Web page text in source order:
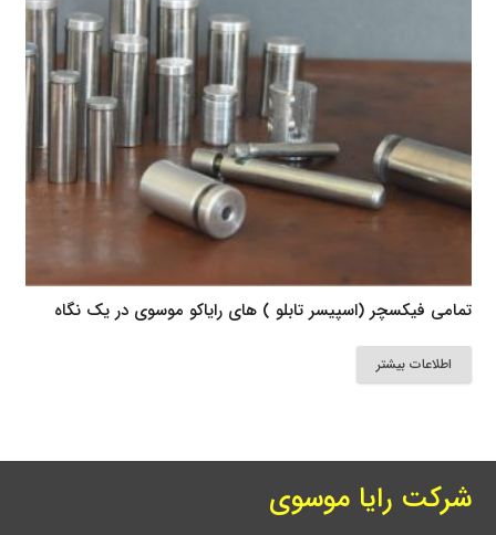
تمامی فیکسچر (اسپیسر تابلو ) های رایاکو موسوی در یک نگاه
اطلاعات بیشتر
شرکت رایا موسوی